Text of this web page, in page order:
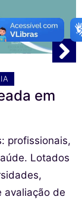
em
profissionais,
Lotados
avaliação de